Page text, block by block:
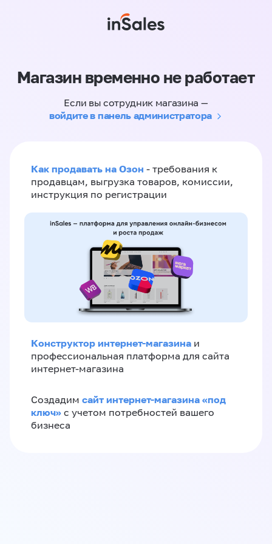
Магазин временно не работает
Если вы сотрудник магазина —
войдите в панель администратора
Как продавать на Озон - требования к
продавцам, выгрузка товаров, комиссии,
инструкция по регистрации
Конструктор интернет-магазина и
профессиональная платформа для сайта
интернет-магазина
Создадим сайт интернет-магазина «под
ключ» с учетом потребностей вашего
бизнеса